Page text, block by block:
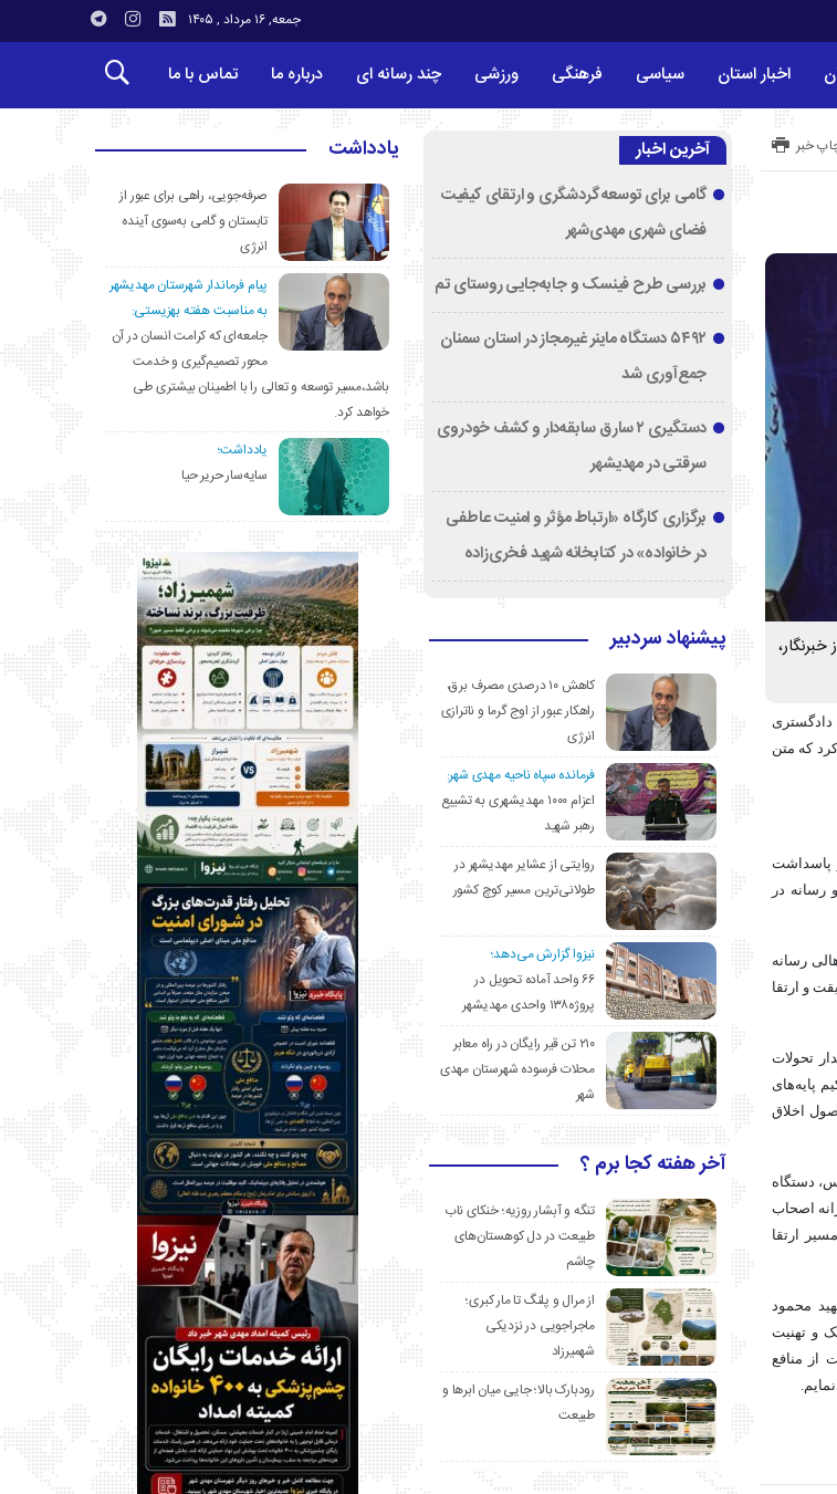
جمعه, ۱۶ مرداد , ۱۴۰۵
اخبار استان سیاسی فرهنگی ورزشی چند رسانه ای درباره ما تماس با ما
خبر
دادگستری
که متن
پاسداشت
رسانه در
رسانه
و ارتقا
تحولات
پایه‌های
اخلاق
دستگاه
اصحاب
ارتقا
محمود
و تهنیت
از منافع
آخرین اخبار
گامی برای توسعه گردشگری و ارتقای کیفیت
فضای شهری مهدی‌شهر
بررسی طرح فینسک و جابه‌جایی روستای تم
۵۴۹۲ دستگاه ماینر غیرمجاز در استان سمنان
جمع‌آوری شد
دستگیری ۲ سارق سابقه‌دار و کشف خودروی
سرقتی در مهدیشهر
برگزاری کارگاه «ارتباط مؤثر و امنیت عاطفی
در خانواده» در کتابخانه شهید فخری‌زاده
پیشنهاد سردبیر
کاهش ۱۰ درصدی مصرف برق،
راهکار عبور از اوج گرما و ناترازی
انرژی
فرمانده سپاه ناحیه مهدی شهر:
اعزام ۱۰۰۰ مهدیشهری به تشییع
رهبر شهید
روایتی از عشایر مهدیشهر در
طولانی‌ترین مسیر کوچ کشور
نیزوا گزارش می‌دهد؛
۶۶ واحد آماده تحویل در
پروژه۱۳۸ واحدی مهدیشهر
۲۱۰ تن قیر رایگان در راه معابر
محلات فرسوده شهرستان مهدی
شهر
آخر هفته کجا برم ؟
تنگه و آبشار روزیه؛ خنکای ناب
طبیعت در دل کوهستان‌های
چاشم
از مرال و پلنگ تا مار کبری؛
ماجراجویی در نزدیکی
شهمیرزاد
رودبارک بالا؛ جایی میان ابرها و
طبیعت
یادداشت
صرفه‌جویی، راهی برای عبور از
تابستان و گامی به‌سوی آینده
انرژی
پیام فرماندار شهرستان مهدیشهر
به مناسبت هفته بهزیستی:
جامعه‌ای که کرامت انسان در آن
محور تصمیم‌گیری و خدمت
باشد،مسیر توسعه و تعالی را با اطمینان بیشتری طی
خواهد کرد.
یادداشت؛
سایه‌سار حریر حیا